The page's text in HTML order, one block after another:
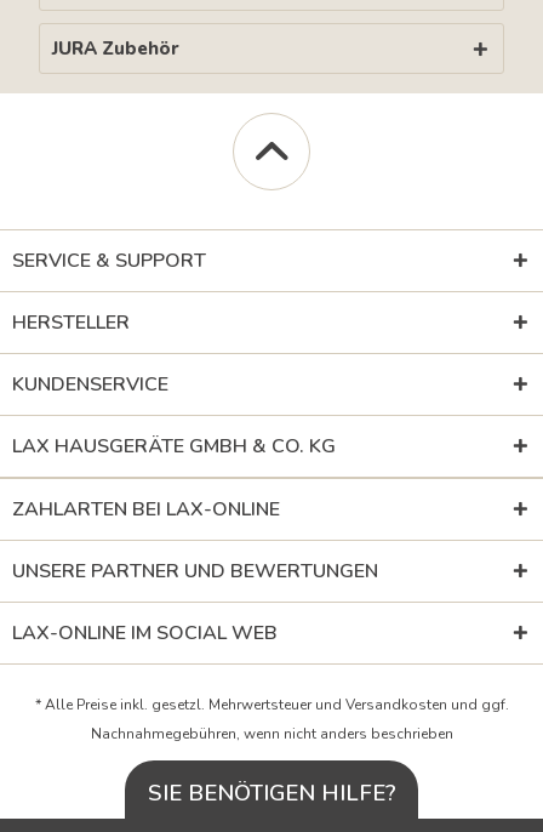
JURA Zubehör
SERVICE & SUPPORT
HERSTELLER
KUNDENSERVICE
LAX HAUSGERÄTE GMBH & CO. KG
ZAHLARTEN BEI LAX-ONLINE
UNSERE PARTNER UND BEWERTUNGEN
LAX-ONLINE IM SOCIAL WEB
* Alle Preise inkl. gesetzl. Mehrwertsteuer und Versandkosten und ggf.
Nachnahmegebühren, wenn nicht anders beschrieben
SIE BENÖTIGEN HILFE?